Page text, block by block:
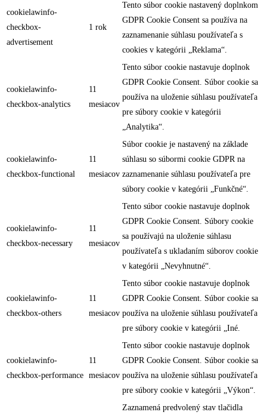
cookielawinfo-
checkbox-
advertisement
1 rok
Tento súbor cookie nastavený doplnkom
GDPR Cookie Consent sa používa na
zaznamenanie súhlasu používateľa s
cookies v kategórii „Reklama“.
cookielawinfo-
checkbox-analytics
11
mesiacov
Tento súbor cookie nastavuje doplnok
GDPR Cookie Consent. Súbor cookie sa
používa na uloženie súhlasu používateľa
pre súbory cookie v kategórii
„Analytika“.
cookielawinfo-
checkbox-functional
11
mesiacov
Súbor cookie je nastavený na základe
súhlasu so súbormi cookie GDPR na
zaznamenanie súhlasu používateľa pre
súbory cookie v kategórii „Funkčné“.
cookielawinfo-
checkbox-necessary
11
mesiacov
Tento súbor cookie nastavuje doplnok
GDPR Cookie Consent. Súbory cookie
sa používajú na uloženie súhlasu
používateľa s ukladaním súborov cookie
v kategórii „Nevyhnutné“.
cookielawinfo-
checkbox-others
11
mesiacov
Tento súbor cookie nastavuje doplnok
GDPR Cookie Consent. Súbor cookie sa
používa na uloženie súhlasu používateľa
pre súbory cookie v kategórii „Iné.
cookielawinfo-
checkbox-performance
11
mesiacov
Tento súbor cookie nastavuje doplnok
GDPR Cookie Consent. Súbor cookie sa
používa na uloženie súhlasu používateľa
pre súbory cookie v kategórii „Výkon“.
Zaznamená predvolený stav tlačidla